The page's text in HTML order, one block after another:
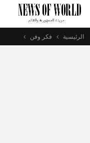
الرئيسية فكر وفن